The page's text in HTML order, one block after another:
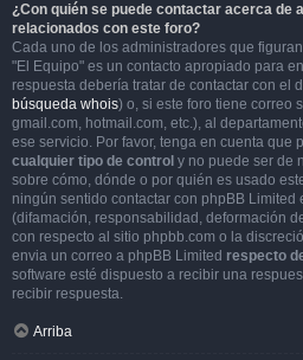
¿Con quién se puede contactar acerca de
relacionados con este foro?
Cada uno de los administradores que
"El Equipo" es un contacto apropiado para
respuesta debería tratar de contactar con el
búsqueda whois) o, si este foro tiene correo
gmail.com, hotmail.com, etc.), al
ese servicio. Por favor, tenga en cuenta que
cualquier tipo de control y no puede ser de
sobre cómo, dónde o por quién es usado
ningún sentido contactar con phpBB
(difamación, responsabilidad, deformación
con respecto al sitio phpbb.com o la
envia un correo a phpBB Limited respecto
software esté dispuesto a recibir una
recibir respuesta.
Arriba